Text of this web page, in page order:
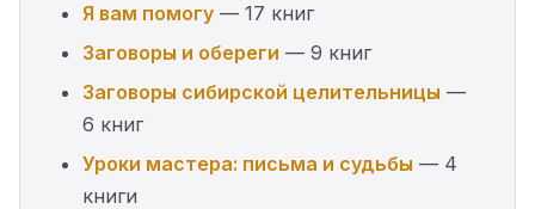
Я вам помогу — 17 книг
Заговоры и обереги — 9 книг
Заговоры сибирской целительницы —
6 книг
Уроки мастера: письма и судьбы — 4
книги